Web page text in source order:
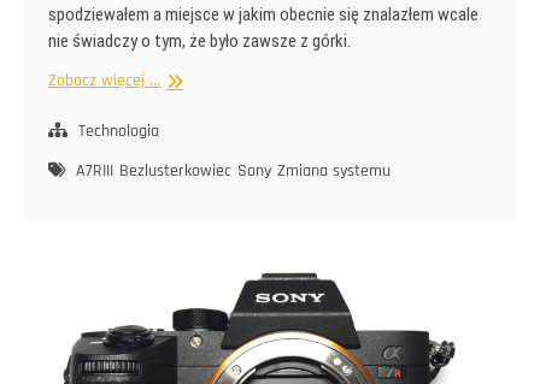
spodziewałem a miejsce w jakim obecnie się znalazłem wcale
nie świadczy o tym, że było zawsze z górki.
Zobacz więcej ... Quo
Technologia
A7RIII Bezlusterkowiec Sony Zmiana systemu